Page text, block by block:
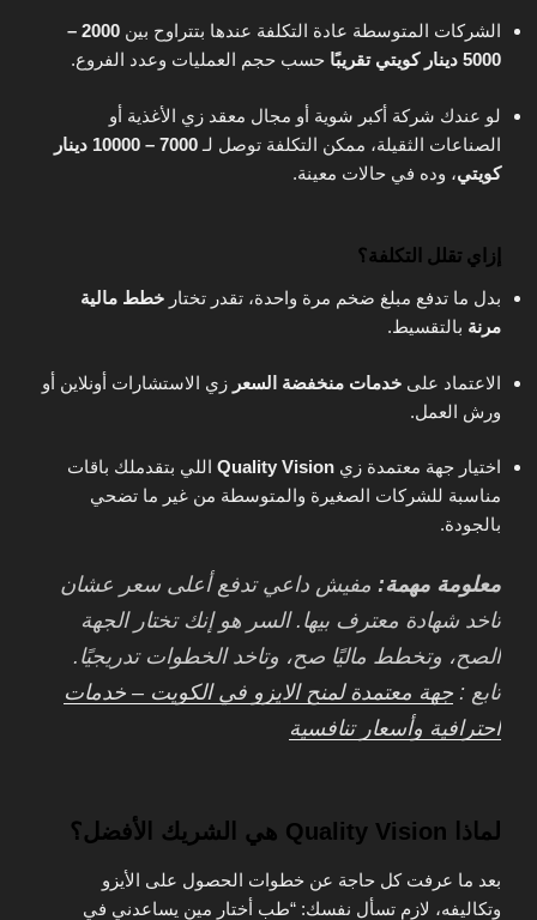
الشركات المتوسطة عادة التكلفة عندها بتتراوح بين
2000 –
5000 دينار كويتي تقريبًا
حسب حجم العمليات وعدد الفروع.
لو عندك شركة أكبر شوية أو مجال معقد زي الأغذية أو
الصناعات الثقيلة، ممكن التكلفة توصل لـ
7000 – 10000 دينار
كويتي، وده في حالات معينة.
إزاي تقلل التكلفة؟
بدل ما تدفع مبلغ ضخم مرة واحدة، تقدر تختار خطط مالية
مرنة بالتقسيط.
الاعتماد على خدمات منخفضة السعر زي الاستشارات أونلاين أو
ورش العمل.
اختيار جهة معتمدة زي Quality Vision اللي بتقدملك باقات
مناسبة للشركات الصغيرة والمتوسطة من غير ما تضحي
بالجودة.
معلومة مهمة: مفيش داعي تدفع أعلى سعر عشان
تاخد شهادة معترف بيها. السر هو إنك تختار الجهة
الصح، وتخطط ماليًا صح، وتاخد الخطوات تدريجيًا.
تابع : جهة معتمدة لمنح الايزو في الكويت – خدمات
احترافية وأسعار تنافسية
لماذا Quality Vision هي الشريك الأفضل؟
بعد ما عرفت كل حاجة عن خطوات الحصول على الأيزو
وتكاليفه، لازم تسأل نفسك: “طب أختار مين يساعدني في